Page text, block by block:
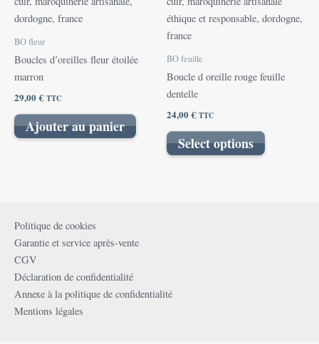
BO fleur
Boucles d’oreilles fleur étoilée
marron
29,00€TTC
Ajouter au panier
BO feuille
Boucle d oreille rouge feuille
dentelle
24,00€TTC
Select options
Politique de cookies
Garantie et service après-vente
CGV
Déclaration de confidentialité
Annexe à la politique de confidentialité
Mentions légales